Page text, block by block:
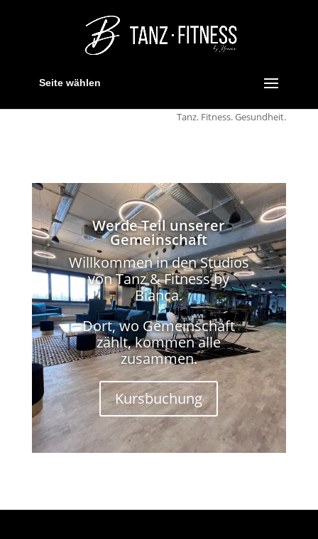
Seite wählen
Tanz. Fitness. Gesundheit.
Werde Teil unserer
Gemeinschaft
Willkommen in den Studios
von Tanz & Fitness by
Bianca.
Dort, wo Gemeinschaft
zählt, kommen alle
zusammen.
Kursbuchung